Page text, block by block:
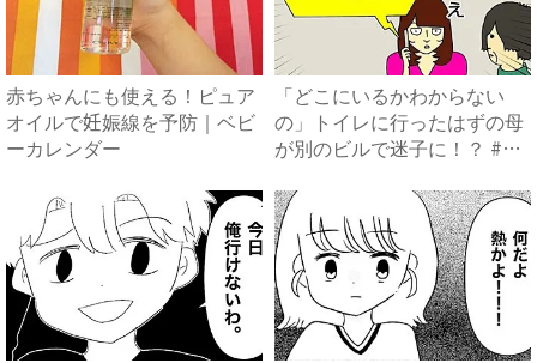
赤ちゃんにも使える！ピュア
オイルで妊娠線を予防｜ベビ
ーカレンダー
「どこにいるかわからない
の」トイレに行ったはずの母
が別のビルで迷子に！？ #母